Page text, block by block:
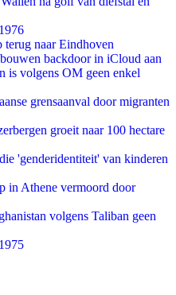
naar Eindhoven
backdoor in iCloud aan
is volgens OM geen enkel
grensaanval door migranten
groeit naar 100 hectare
'genderidentiteit' van kinderen
in Athene vermoord door
volgens Taliban geen